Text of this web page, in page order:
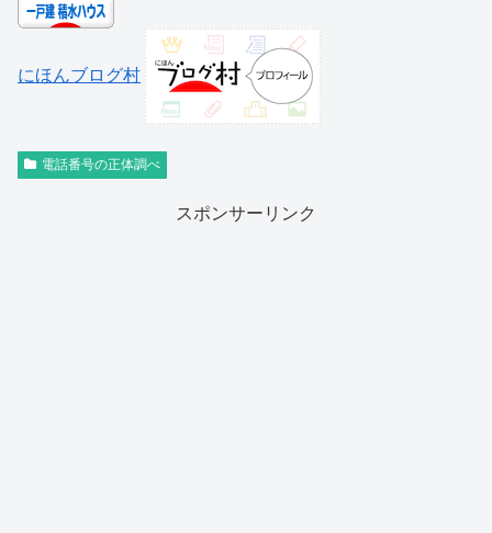
にほんブログ村
電話番号の正体調べ
スポンサーリンク